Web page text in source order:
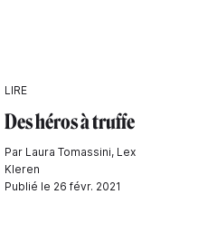
LIRE
Des héros à truffe
Par Laura Tomassini, Lex
Kleren
Publié le 26 févr. 2021